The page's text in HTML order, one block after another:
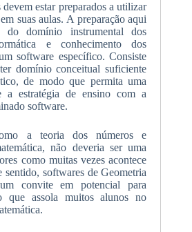
devem estar preparados a utilizar
suas aulas. A preparação aqui
do domínio instrumental dos
e conhecimento dos
software específico. Consiste
domínio conceitual suficiente
de modo que permita uma
a estratégia de ensino com a
software.
a teoria dos números e
não deveria ser uma
como muitas vezes acontece
sentido, softwares de Geometria
convite em potencial para
que assola muitos alunos no